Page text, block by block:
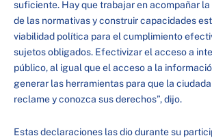
suficiente. Hay que trabajar en acompañar
de las normativas y construir capacidades
viabilidad política para el cumplimiento
sujetos obligados. Efectivizar el acceso a
público, al igual que el acceso a la
generar las herramientas para que la
reclame y conozca sus derechos”, dijo.
Estas declaraciones las dio durante su